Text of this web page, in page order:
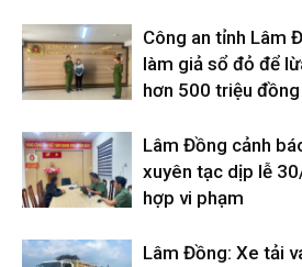
Công an tỉnh Lâm
làm giả sổ đỏ để
hơn 500 triệu đồng
Lâm Đồng cảnh
xuyên tạc dịp lễ
hợp vi phạm
Lâm Đồng: Xe tải